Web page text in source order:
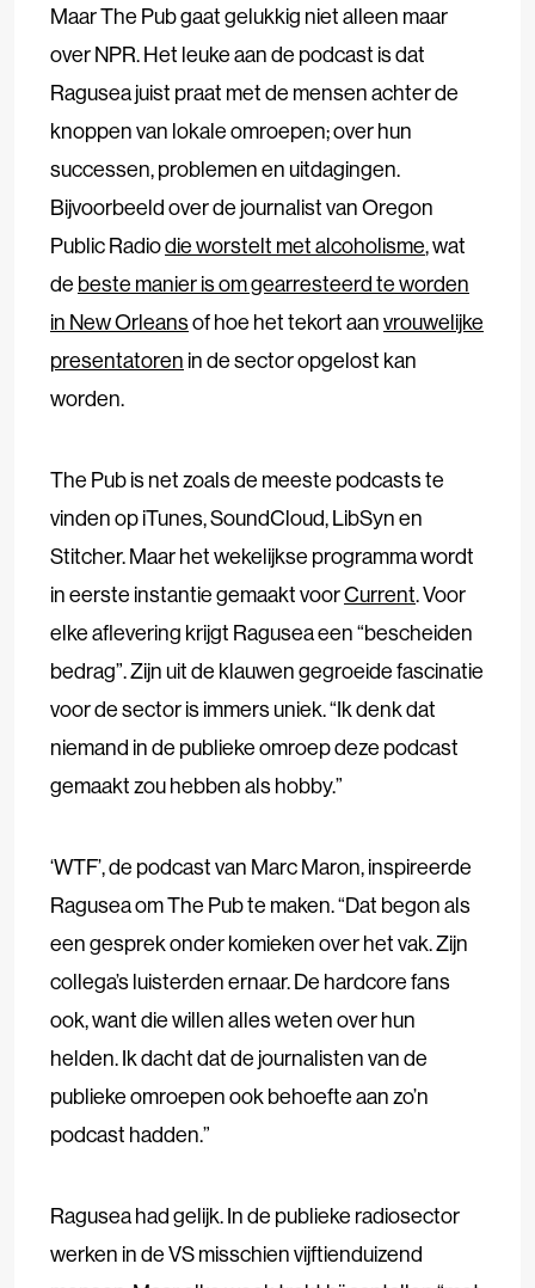
Maar The Pub gaat gelukkig niet alleen maar
over NPR. Het leuke aan de podcast is dat
Ragusea juist praat met de mensen achter de
knoppen van lokale omroepen; over hun
successen, problemen en uitdagingen.
Bijvoorbeeld over de journalist van Oregon
Public Radiodie worstelt met alcoholisme, wat
de beste manier is om gearresteerd te worden
in New Orleansof hoe het tekort aanvrouwelijke
presentatoren in de sector opgelost kan
worden.
The Pub is net zoals de meeste podcasts te
vinden op iTunes, SoundCloud, LibSyn en
Stitcher. Maar het wekelijkse programma wordt
in eerste instantie gemaakt voorCurrent. Voor
elke aflevering krijgt Ragusea een “bescheiden
bedrag”. Zijn uit de klauwen gegroeide fascinatie
voor de sector is immers uniek. “Ik denk dat
niemand in de publieke omroep deze podcast
gemaakt zou hebben als hobby.”
‘WTF’, de podcast van Marc Maron, inspireerde
Ragusea om The Pub te maken. “Dat begon als
een gesprek onder komieken over het vak. Zijn
collega’s luisterden ernaar. De hardcore fans
ook, want die willen alles weten over hun
helden. Ik dacht dat de journalisten van de
publieke omroepen ook behoefte aan zo’n
podcast hadden.”
Ragusea had gelijk. In de publieke radiosector
werken in de VS misschien vijftienduizend